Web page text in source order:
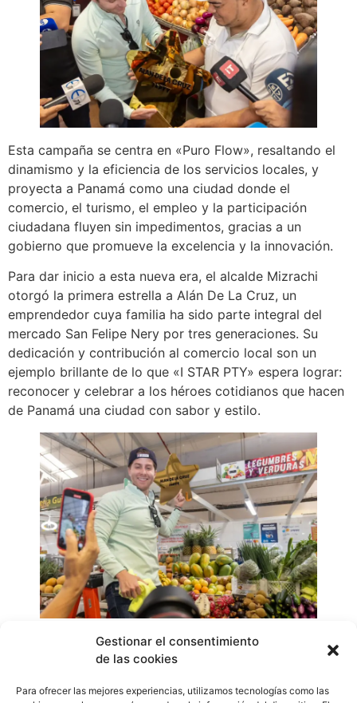
Gestionar el consentimiento
de las cookies
Para ofrecer las mejores experiencias, utilizamos tecnologías como las
Esta campaña se centra en «Puro Flow», resaltando el
dinamismo y la eficiencia de los servicios locales, y
proyecta a Panamá como una ciudad donde el
comercio, el turismo, el empleo y la participación
ciudadana fluyen sin impedimentos, gracias a un
gobierno que promueve la excelencia y la innovación.
Para dar inicio a esta nueva era, el alcalde Mizrachi
otorgó la primera estrella a Alán De La Cruz, un
emprendedor cuya familia ha sido parte integral del
mercado San Felipe Nery por tres generaciones. Su
dedicación y contribución al comercio local son un
ejemplo brillante de lo que «I STAR PTY» espera lograr:
reconocer y celebrar a los héroes cotidianos que hacen
de Panamá una ciudad con sabor y estilo.
Con «I STAR PTY», Panamá avanza hacia un futuro
donde cada panameño brilla como una estrella. Esta
sino también proyectar una imagen positiva y atractiva